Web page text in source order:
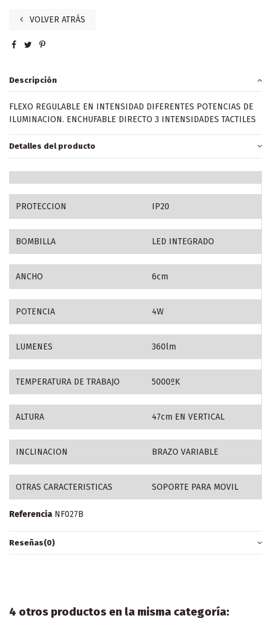
VOLVER ATRÁS
Descripción
FLEXO REGULABLE EN INTENSIDAD DIFERENTES POTENCIAS DE
ILUMINACION. ENCHUFABLE DIRECTO 3 INTENSIDADES TACTILES
Detalles del producto
PROTECCION IP20
BOMBILLA LED INTEGRADO
ANCHO 6cm
POTENCIA 4W
LUMENES 360lm
TEMPERATURA DE TRABAJO 5000ºK
ALTURA 47cm EN VERTICAL
INCLINACION BRAZO VARIABLE
OTRAS CARACTERISTICAS SOPORTE PARA MOVIL
Referencia NF027B
Reseñas(0)
4 otros productos en la misma categoría: